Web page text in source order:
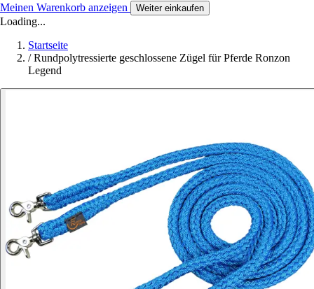
Meinen Warenkorb anzeigen Weiter einkaufen
Loading...
Startseite
/ Rundpolytressierte geschlossene Zügel für Pferde Ronzon
Legend